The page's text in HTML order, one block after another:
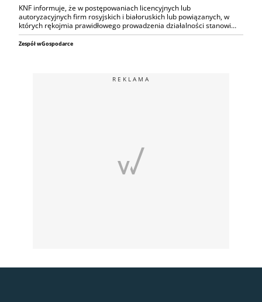
KNF informuje, że w postępowaniach licencyjnych lub
autoryzacyjnych firm rosyjskich i białoruskich lub powiązanych, w
których rękojmia prawidłowego prowadzenia działalności stanowi…
Zespół wGospodarce
REKLAMA